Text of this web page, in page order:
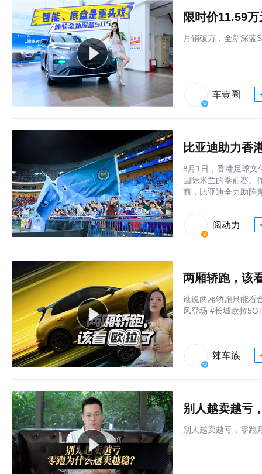
限时价11.59
月销破万，全新深蓝
车壹圈
8月1日，香港足球
国际米兰的季前赛。
商，比亚迪全力助阵
阅动力
两厢轿跑，该
谁说两厢轿跑只能看
风登场 #长城欧拉
辣车族
别人越卖越亏
别人越卖越亏，零跑